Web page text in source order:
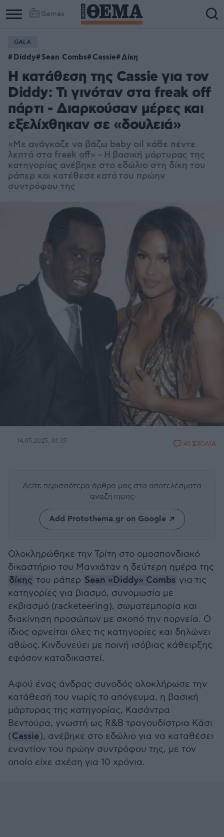
Games
GALA
Diddy Sean Combs Cassie Δίκη
Η κατάθεση της Cassie για τον
Diddy: Τι γινόταν στα freak off
πάρτι - Διαρκούσαν μέρες και
εξελίχθηκαν σε «δουλειά»
«Με ανάγκαζε να βάζω baby oil κάθε πέντε
λεπτά στα freak off» - Η βασική μάρτυρας της
κατηγορίας ανέβηκε στο εδώλιο στη δίκη του
ράπερ και κατέθεσε κατά του πρώην
συντρόφου της
14.05.2025, 01:35 45 ΣΧΟΛΙΑ
Δείτε περισσότερα άρθρα μας στα αποτελέσματα
αναζήτησης
Add Protothema.gr on Google
Ολοκληρώθηκε την Τρίτη στο ομοσπονδιακό
δικαστήριο του Μανχάταν η δεύτερη ημέρα της
δίκης του ράπερ Sean «Diddy» Combs για τις
κατηγορίες για βιασμό, συνομωσία με
εκβιασμό (racketeering), σωματεμπορία και
διακίνηση προσώπων με σκοπό την πορνεία. Ο
ίδιος αρνείται όλες τις κατηγορίες και δηλώνει
αθώος. Κινδυνεύει με ποινή ισόβιας κάθειρξης
εφόσον καταδικαστεί.
Αφού ένας άνδρας συνοδός ολοκλήρωσε την
κατάθεσή του νωρίς το απόγευμα, η βασική
μάρτυρας της κατηγορίας, Κασάντρα
Βεντούρα, γνωστή ως R&B τραγουδίστρια Κάσι
(Cassie), ανέβηκε στο εδώλιο για να καταθέσει
εναντίον του πρώην συντρόφου της, με τον
οποίο είχε σχέση για 10 χρόνια.